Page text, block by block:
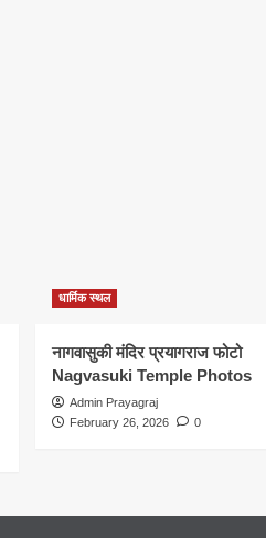
धार्मिक स्थल
नागवासुकी मंदिर प्रयागराज फोटो
Nagvasuki Temple Photos
Admin Prayagraj
February 26, 2026
0